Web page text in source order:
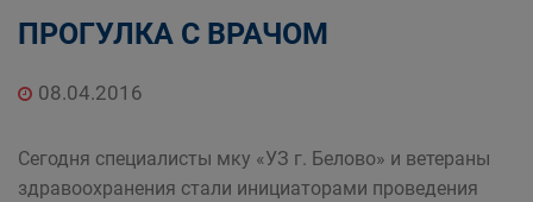
ПРОГУЛКА С ВРАЧОМ
08.04.2016
Сегодня специалисты мку «УЗ г. Белово» и ветераны
здравоохранения стали инициаторами проведения